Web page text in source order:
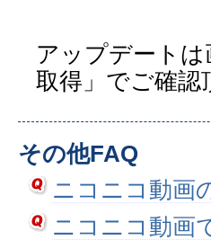
アップデート
取得」でご確認
その他FAQ
ニコニコ動画
ニコニコ動画